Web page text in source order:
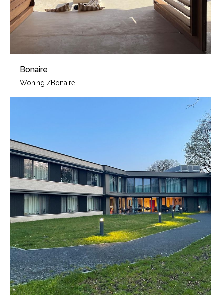
Bonaire
Woning /Bonaire